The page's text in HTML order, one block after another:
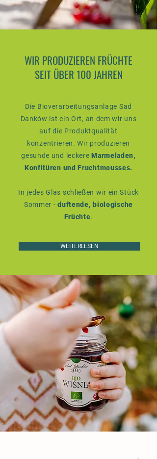
WIR PRODUZIEREN FRÜCHTE
SEIT ÜBER 100 JAHREN
Die Bioverarbeitungsanlage Sad
Danków ist ein Ort, an dem wir uns
auf die Produktqualität
konzentrieren. Wir produzieren
gesunde und leckereMarmeladen,
Konfitüren und Fruchtmousses.
In jedes Glas schließen wir ein Stück
Sommer -duftende, biologische
Früchte.
WEITERLESEN